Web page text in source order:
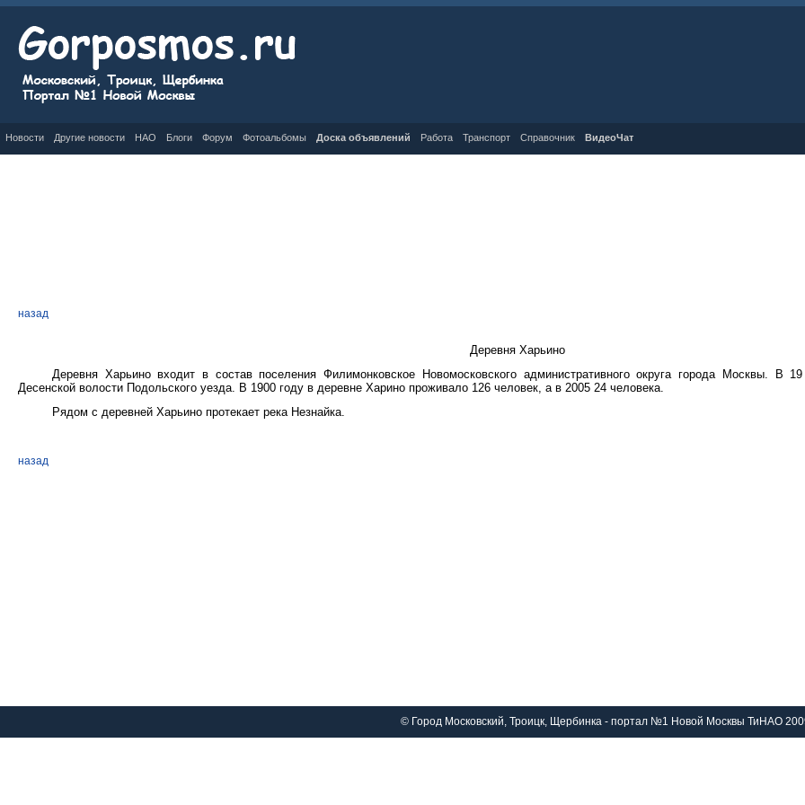
Новости Другие новости НАО Блоги Форум Фотоальбомы Доска объявлений Работа Транспорт Справочник ВидеоЧат
назад
Деревня Харьино
Деревня Харьино входит в состав поселения Филимонковское Новомосковского административного округа города Москвы. В
Десенской волости Подольского уезда. В 1900 году в деревне Харино проживало 126 человек, а в 2005 24 человека.
Рядом с деревней Харьино протекает река Незнайка.
назад
© Город Московский, Троицк, Щербинка - портал №1 Новой Москвы ТиНАО